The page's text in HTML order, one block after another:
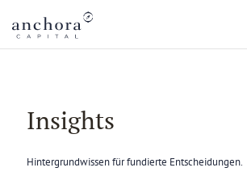
Insights
Hintergrundwissen für fundierte Entscheidungen.